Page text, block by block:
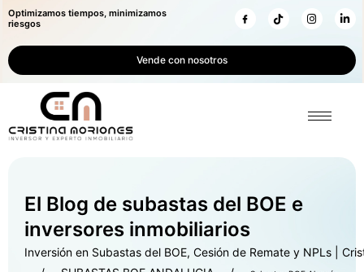
Optimizamos tiempos, minimizamos
riesgos
Vende con nosotros
El Blog de subastas del BOE e
inversores inmobiliarios
Inversión en Subastas del BOE, Cesión de Remate y NPLs |